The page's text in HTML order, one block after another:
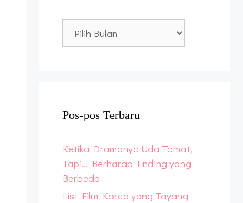
Archive
Pos-pos Terbaru
Ketika Dramanya Uda Tamat,
Tapi… Berharap Ending yang
Berbeda
List Film Korea yang Tayang